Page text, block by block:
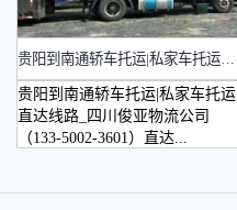
​贵阳到南通轿车托运|私家车托运直达线路
贵阳到南通轿车托运|私家车托运
直达线路_四川俊亚物流公司
（133-5002-3601）直达...